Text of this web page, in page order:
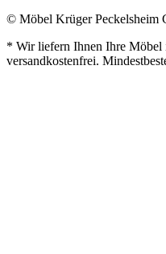
© Möbel Krüger Peckelsheim
* Wir liefern Ihnen Ihre Möbel
versandkostenfrei.